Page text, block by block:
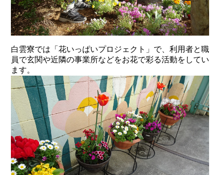
白雲寮では「花いっぱいプロジェクト」で、利用者と職
員で玄関や近隣の事業所などをお花で彩る活動をしてい
ます。